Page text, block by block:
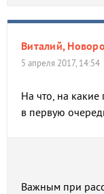
Виталий,
5 апреля 2017, 14:54
На что, на
в первую
Важным при